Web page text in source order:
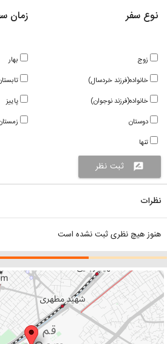
زمان
بهار
پاییز
نوع سفر
زوج
خانواده(فرزند خردسال)
خانواده(فرزند نوجوان)
دوستان
تنها
rate_review ثبت نظر
نظرات
هنوز هیچ نظری ثبت نشده است